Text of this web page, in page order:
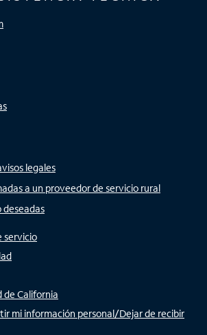
legales
a un proveedor de servicio rural
deseadas
servicio
de California
mi información personal/Dejar de recibir